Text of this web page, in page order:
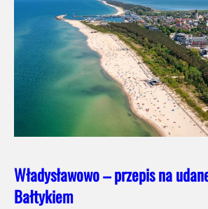
Władysławowo – przepis na
Bałtykiem